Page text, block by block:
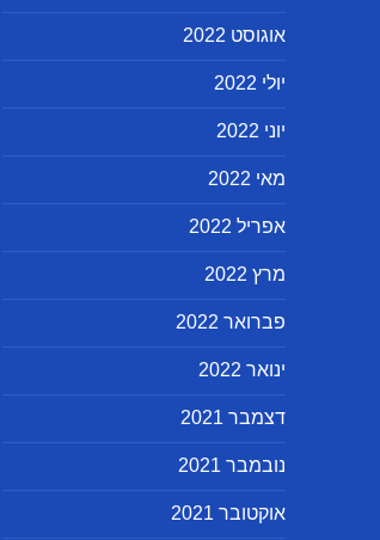
אוגוסט 2022
יולי 2022
יוני 2022
מאי 2022
אפריל 2022
מרץ 2022
פברואר 2022
ינואר 2022
דצמבר 2021
נובמבר 2021
אוקטובר 2021